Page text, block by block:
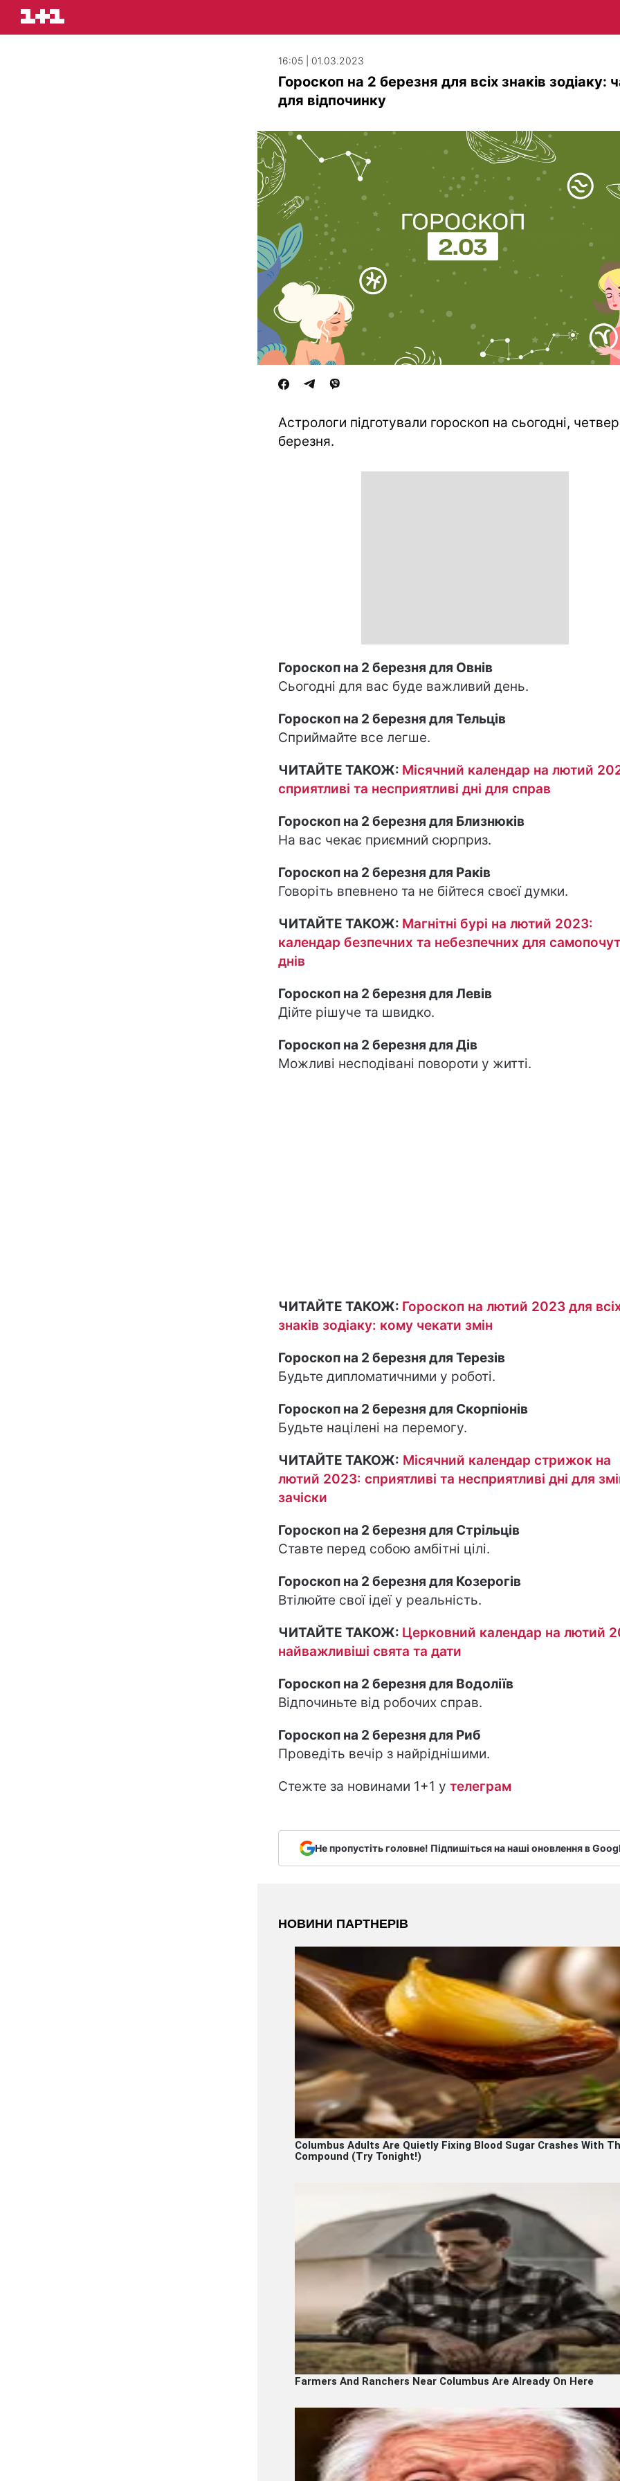
16:05 | 01.03.2023
Гороскоп на 2 березня для всіх знаків зодіаку:
для відпочинку
Астрологи підготували гороскоп на сьогодні,
березня.
Гороскоп на 2 березня для Овнів
Сьогодні для вас буде важливий день.
Гороскоп на 2 березня для Тельців
Сприймайте все легше.
ЧИТАЙТЕ ТАКОЖ: Місячний календар на лютий
сприятливі та несприятливі дні для справ
Гороскоп на 2 березня для Близнюків
На вас чекає приємний сюрприз.
Гороскоп на 2 березня для Раків
Говоріть впевнено та не бійтеся своєї думки.
ЧИТАЙТЕ ТАКОЖ: Магнітні бурі на лютий 2023:
календар безпечних та небезпечних для
днів
Гороскоп на 2 березня для Левів
Дійте рішуче та швидко.
Гороскоп на 2 березня для Дів
Можливі несподівані повороти у житті.
ЧИТАЙТЕ ТАКОЖ: Гороскоп на лютий 2023 для
знаків зодіаку: кому чекати змін
Гороскоп на 2 березня для Терезів
Будьте дипломатичними у роботі.
Гороскоп на 2 березня для Скорпіонів
Будьте націлені на перемогу.
ЧИТАЙТЕ ТАКОЖ: Місячний календар стрижок на
лютий 2023: сприятливі та несприятливі дні для
зачіски
Гороскоп на 2 березня для Стрільців
Ставте перед собою амбітні цілі.
Гороскоп на 2 березня для Козерогів
Втілюйте свої ідеї у реальність.
ЧИТАЙТЕ ТАКОЖ: Церковний календар на лютий
найважливіші свята та дати
Гороскоп на 2 березня для Водоліїв
Відпочиньте від робочих справ.
Гороскоп на 2 березня для Риб
Проведіть вечір з найріднішими.
Стежте за новинами 1+1 у телеграм
Не пропустіть головне! Підпишіться на наші оновлення в